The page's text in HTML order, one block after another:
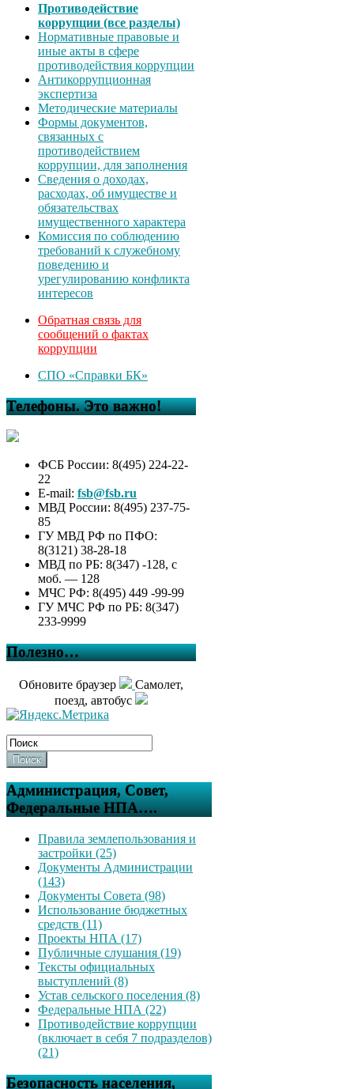
Противодействие
коррупции (все разделы)
Нормативные правовые и
иные акты в сфере
противодействия коррупции
Антикоррупционная
экспертиза
Методические материалы
Формы документов,
связанных с
противодействием
коррупции, для заполнения
Сведения о доходах,
расходах, об имуществе и
обязательствах
имущественного характера
Комиссия по соблюдению
требований к служебному
поведению и
урегулированию конфликта
интересов
Обратная связь для
сообщений о фактах
коррупции
СПО «Справки БК»
Телефоны. Это важно!
ФСБ России: 8(495) 224-22-
22
E-mail: fsb@fsb.ru
МВД России: 8(495) 237-75-
85
ГУ МВД РФ по ПФО:
8(3121) 38-28-18
МВД по РБ: 8(347) -128, с
моб. — 128
МЧС РФ: 8(495) 449 -99-99
ГУ МЧС РФ по РБ: 8(347)
233-9999
Полезно…
Обновите браузер
Самолет,
поезд, автобус
Поиск
Администрация, Совет,
Федеральные НПА….
Правила землепользования и
застройки (25)
Документы Администрации
(143)
Документы Совета (98)
Использование бюджетных
средств (11)
Проекты НПА (17)
Публичные слушания (19)
Тексты официальных
выступлений (8)
Устав сельского поселения (8)
Федеральные НПА (22)
Противодействие коррупции
(включает в себя 7 подразделов)
(21)
Безопасность населения,